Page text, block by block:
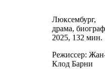
Люксембург,
драма,
2025, 132 мин.
Режиссер:
Клод Барни